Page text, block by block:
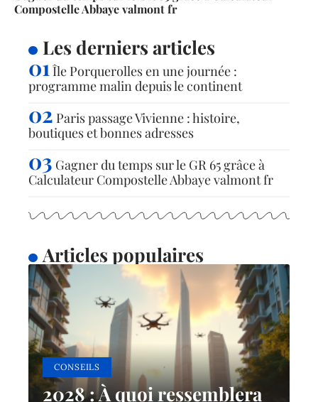
Compostelle Abbaye valmont fr
Les derniers articles
Île Porquerolles en une journée :
programme malin depuis le continent
Paris passage Vivienne : histoire,
boutiques et bonnes adresses
Gagner du temps sur le GR 65 grâce à
Calculateur Compostelle Abbaye valmont fr
Articles populaires
CONSEILS
2028 : À quoi ressemblera